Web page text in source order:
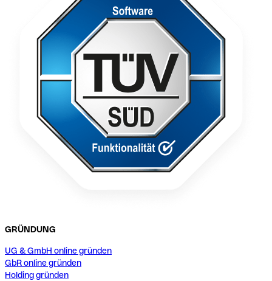
GRÜNDUNG
UG & GmbH online gründen
GbR online gründen
Holding gründen